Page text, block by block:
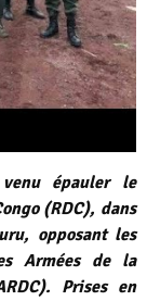
épauler le
(RDC), dans
opposant les
Armées de la
Prises en